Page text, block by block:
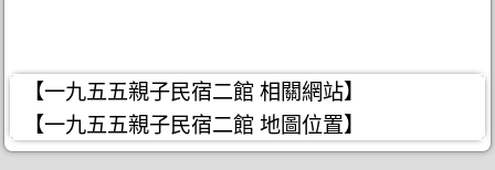
【一九五五親子民宿二館 相關網站】
【一九五五親子民宿二館 地圖位置】